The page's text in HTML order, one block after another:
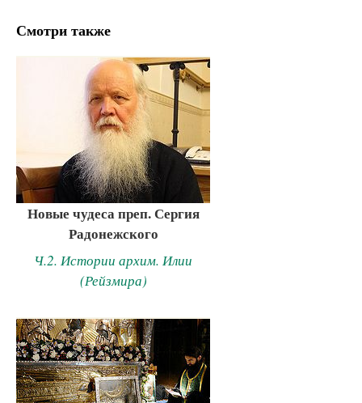
Смотри также
Новые чудеса преп. Сергия
Радонежского
Ч.2. Истории архим. Илии
(Рейзмира)